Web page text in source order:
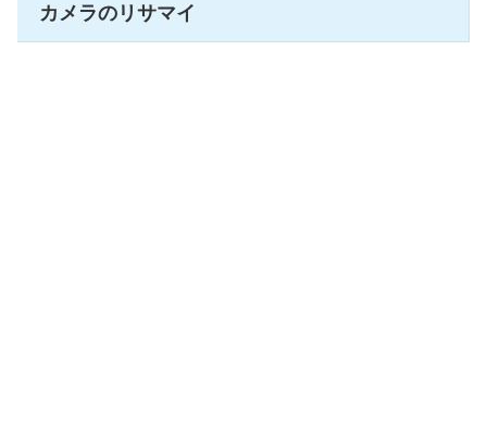
カメラのリサマイ